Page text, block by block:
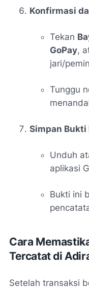
Konfirmasi
Tekan
GoPay,
jari/
Tunggu
Simpan Bukti
Unduh
aplikasi
Bukti ini
Cara
Tercatat di
Setelah transaksi